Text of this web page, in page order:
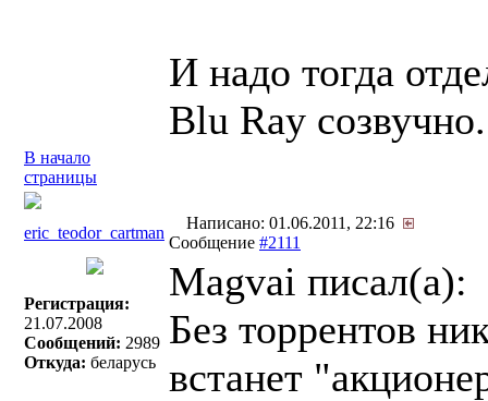
И надо тогда
Blu Ray
В начало
страницы
eric_teodor_cartman
Написано: 01.06.2011, 22:16
Сообщение #2111
Регистрация:
21.07.2008
Сообщений: 2989
Откуда: беларусь
Magvai писал(a):
Без торрентов
встанет